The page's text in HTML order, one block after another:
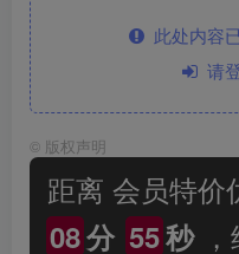
此处内容
请
© 版权声明
距离 会员特价
08分 55秒，